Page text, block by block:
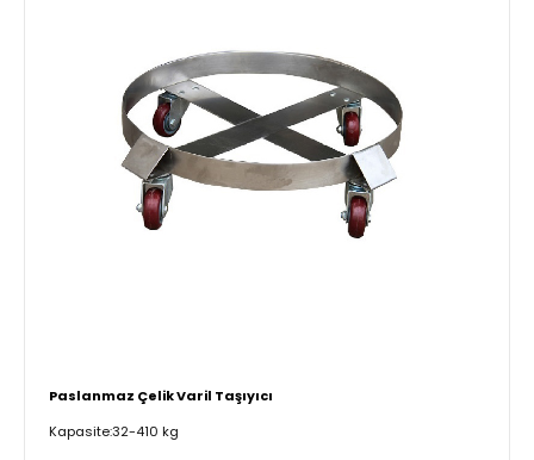
Paslanmaz Çelik Varil Taşıyıcı
Kapasite:32-410 kg